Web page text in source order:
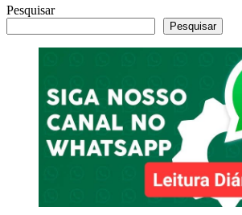
Pesquisar
Pesquisar